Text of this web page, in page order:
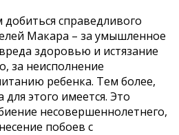
справедливого
Макара – за умышленное
здоровью и истязание
за неисполнение
ребенка. Тем более,
для этого имеется. Это
несовершеннолетнего,
побоев с